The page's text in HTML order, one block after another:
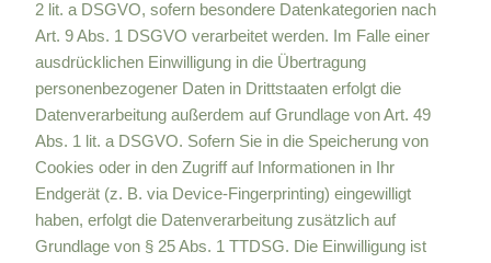
2 lit. a DSGVO, sofern besondere Datenkategorien nach
Art. 9 Abs. 1 DSGVO verarbeitet werden. Im Falle einer
ausdrücklichen Einwilligung in die Übertragung
personenbezogener Daten in Drittstaaten erfolgt die
Datenverarbeitung außerdem auf Grundlage von Art. 49
Abs. 1 lit. a DSGVO. Sofern Sie in die Speicherung von
Cookies oder in den Zugriff auf Informationen in Ihr
Endgerät (z. B. via Device-Fingerprinting) eingewilligt
haben, erfolgt die Datenverarbeitung zusätzlich auf
Grundlage von § 25 Abs. 1 TTDSG. Die Einwilligung ist